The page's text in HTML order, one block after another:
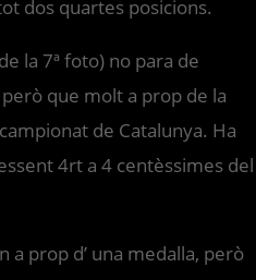
dos quartes posicions.
la 7ª foto) no para de
que molt a prop de la
de Catalunya. Ha
4rt a 4 centèssimes del
a prop d’ una medalla, però